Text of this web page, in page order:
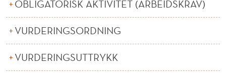
OBLIGATORISK AKTIVITET (ARBEIDSKRAV)
VURDERINGSORDNING
VURDERINGSUTTRYKK